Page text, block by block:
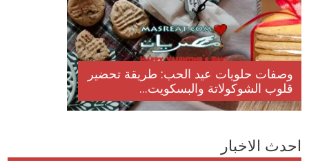
وصفات حلويات عيد الحب: طريقة تحضير
قلوب الشوكولاتة والبسكويت...
احدث الاخبار